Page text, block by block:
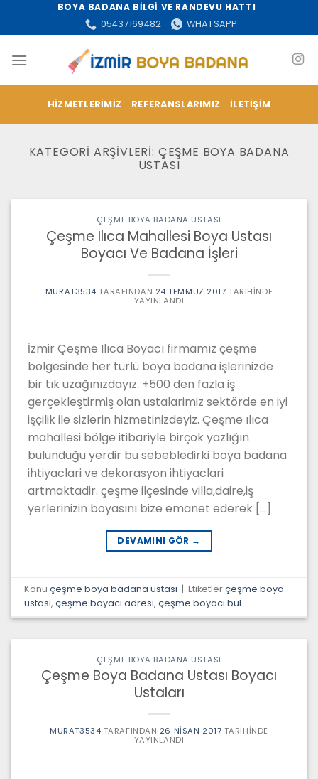
BOYA BADANA BİLGİ VE RANDEVU HATTI
05437169482
WHATSAPP
HIZMETLERIMIZ REFERANSLARIMIZ İLETIŞIM
KATEGORI ARŞIVLERI: ÇEŞME BOYA BADANA
USTASI
ÇEŞME BOYA BADANA USTASI
Çeşme Ilıca Mahallesi Boya Ustası
Boyacı Ve Badana İşleri
MURAT3534 TARAFINDAN 24 TEMMUZ 2017 TARIHINDE
YAYINLANDI
İzmir Çeşme Ilıca Boyacı firmamız çeşme
bölgesinde her türlü boya badana işlerinizde
bir tık uzağınızdayız. +500 den fazla iş
gerçekleştirmiş olan ustalarimiz sektörde en iyi
işçilik ile sizlerin hizmetinizdeyiz. Çeşme ılıca
mahallesi bölge itibariyle birçok yazlığın
bulunduğu yerdir bu sebebledirki boya badana
ihtiyaclari ve dekorasyon ihtiyaclari
artmaktadir. çeşme ilçesinde villa,daire,iş
yerlerinizin boyasını bize emanet ederek […]
DEVAMINI GÖR →
Konuçeşme boya badana ustası | Etiketlerçeşme boya
ustasi,çeşme boyacı adresi,çeşme boyacı bul
ÇEŞME BOYA BADANA USTASI
Çeşme Boya Badana Ustası Boyacı
Ustaları
MURAT3534 TARAFINDAN 26 NISAN 2017 TARIHINDE
YAYINLANDI